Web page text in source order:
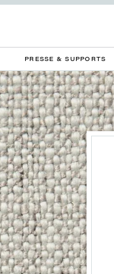
PRESSE & SUPPORTS